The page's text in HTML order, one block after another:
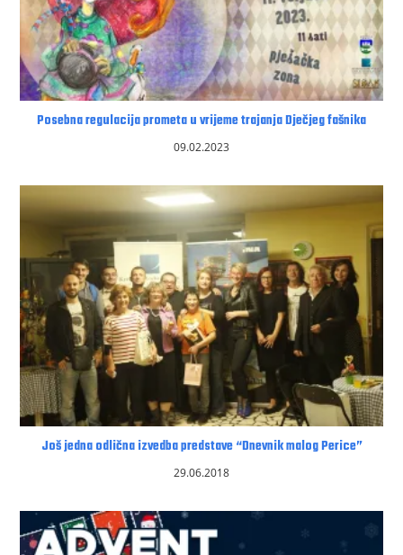
Posebna regulacija prometa u vrijeme trajanja Dječjeg fašnika
09.02.2023
Još jedna odlična izvedba predstave “Dnevnik malog Perice”
29.06.2018